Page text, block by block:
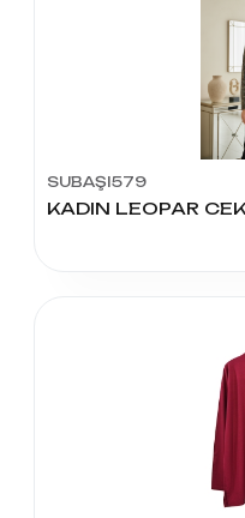
SUBAŞI579
KADIN LEOPAR